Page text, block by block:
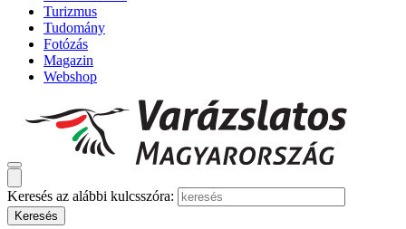
Turizmus
Tudomány
Fotózás
Magazin
Webshop
Keresés az alábbi kulcsszóra: